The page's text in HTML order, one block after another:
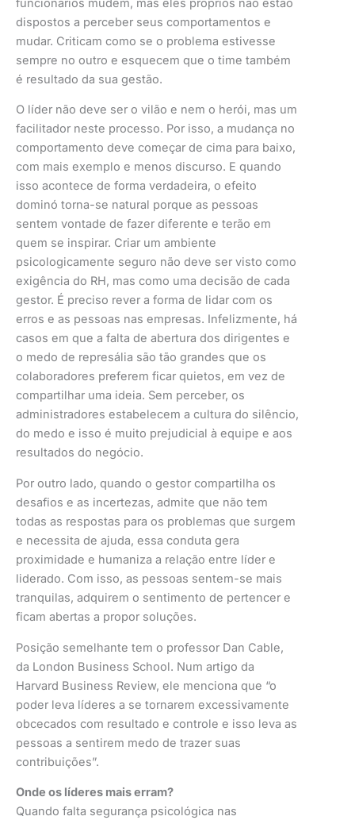
funcionários mudem, mas eles próprios não estão
dispostos a perceber seus comportamentos e
mudar. Criticam como se o problema estivesse
sempre no outro e esquecem que o time também
é resultado da sua gestão.
O líder não deve ser o vilão e nem o herói, mas um
facilitador neste processo. Por isso, a mudança no
comportamento deve começar de cima para baixo,
com mais exemplo e menos discurso. E quando
isso acontece de forma verdadeira, o efeito
dominó torna-se natural porque as pessoas
sentem vontade de fazer diferente e terão em
quem se inspirar. Criar um ambiente
psicologicamente seguro não deve ser visto como
exigência do RH, mas como uma decisão de cada
gestor. É preciso rever a forma de lidar com os
erros e as pessoas nas empresas. Infelizmente, há
casos em que a falta de abertura dos dirigentes e
o medo de represália são tão grandes que os
colaboradores preferem ficar quietos, em vez de
compartilhar uma ideia. Sem perceber, os
administradores estabelecem a cultura do silêncio,
do medo e isso é muito prejudicial à equipe e aos
resultados do negócio.
Por outro lado, quando o gestor compartilha os
desafios e as incertezas, admite que não tem
todas as respostas para os problemas que surgem
e necessita de ajuda, essa conduta gera
proximidade e humaniza a relação entre líder e
liderado. Com isso, as pessoas sentem-se mais
tranquilas, adquirem o sentimento de pertencer e
ficam abertas a propor soluções.
Posição semelhante tem o professor Dan Cable,
da London Business School. Num artigo da
Harvard Business Review, ele menciona que “o
poder leva líderes a se tornarem excessivamente
obcecados com resultado e controle e isso leva as
pessoas a sentirem medo de trazer suas
contribuições”.
Onde os líderes mais erram?
Quando falta segurança psicológica nas